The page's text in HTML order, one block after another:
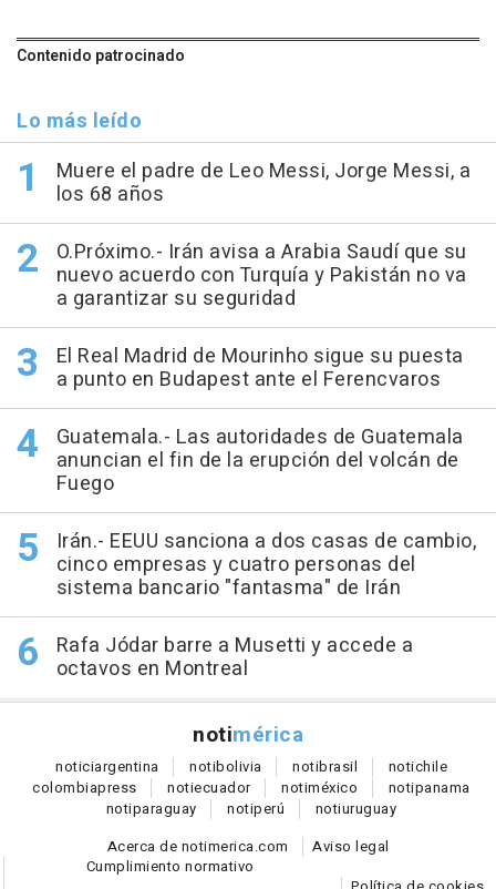
Contenido patrocinado
Lo más leído
Muere el padre de Leo Messi, Jorge Messi, a
los 68 años
O.Próximo.- Irán avisa a Arabia Saudí que su
nuevo acuerdo con Turquía y Pakistán no va
a garantizar su seguridad
El Real Madrid de Mourinho sigue su puesta
a punto en Budapest ante el Ferencvaros
Guatemala.- Las autoridades de Guatemala
anuncian el fin de la erupción del volcán de
Fuego
Irán.- EEUU sanciona a dos casas de cambio,
cinco empresas y cuatro personas del
sistema bancario "fantasma" de Irán
Rafa Jódar barre a Musetti y accede a
octavos en Montreal
notimérica
noticiargentina notibolivia notibrasil notichile
colombiapress notiecuador notiméxico notipanama
notiparaguay notiperú notiuruguay
Acerca de notimerica.com
Aviso legal
Cumplimiento normativo